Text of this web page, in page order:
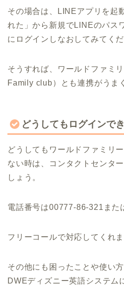
その場合は、LINEアプリを起
れた」から新規でLINEのパス
にログインしなおしてみてくだ
そうすれば、ワールドファミ
Family club）とも連携がうま
どうしてもログインで
どうしてもワールドファミリ
ない時は、コンタクトセンタ
しょう。
電話番号は00777-86-321また
フリーコールで対応してくれま
その他にも困ったことや使い
DWEディズニー英語システム